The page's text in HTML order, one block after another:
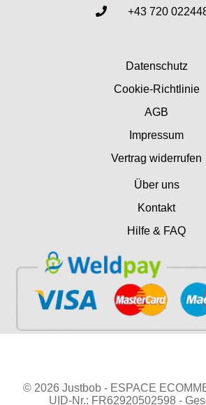
+43 720
Datenschutz
Cookie-Richtlinie
AGB
Impressum
Vertrag widerrufen
Über uns
Kontakt
Hilfe & FAQ
© 2026 Justbob - ESPACE
UID-Nr.: FR62920502598 -